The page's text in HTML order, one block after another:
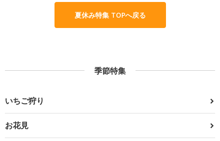
夏休み特集 TOPへ戻る
季節特集
いちご狩り
お花見